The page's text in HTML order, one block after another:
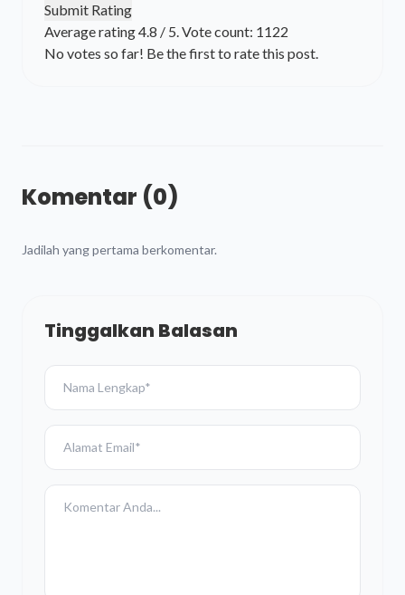
Submit Rating
Average rating4.8 / 5. Vote count: 1122
No votes so far! Be the first to rate this post.
Komentar (0)
Jadilah yang pertama berkomentar.
Tinggalkan Balasan